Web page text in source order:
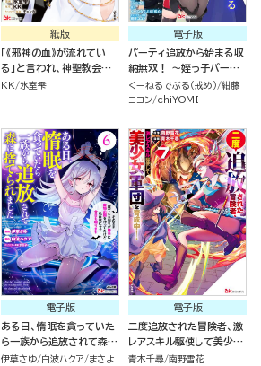
紙版
「《邪神の血》が流れてい
る」と言われ、神聖教会を
追放された神父です。 ～理
様も一緒についてきちゃい
ました～ （１）
KK 氷室雫
電子版
パーティ追放から始まる収
納無双！ ～姪っ子パーテ
ィといく最強ハーレム成り
上がり～ コミック版（分冊
くーねるでぶる（戒め） 紺藤
ココン chiYOMI
電子版
ある日、惰眠を貪っていた
ら一族から追放されて森に
捨てられました そのまま
伊草さゆ 白波ハクア まさよ
電子版
二度追放された冒険者、激
レアスキル駆使して美少女
軍団を育成中！ コミック版
青木千尋 南野雪花